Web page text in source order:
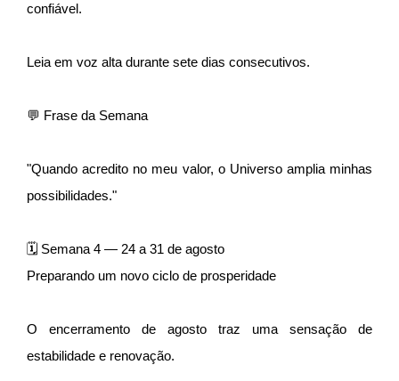
confiável.
Leia em voz alta durante sete dias consecutivos.
💬 Frase da Semana
"Quando acredito no meu valor, o Universo amplia minhas
possibilidades."
🗓 Semana 4 — 24 a 31 de agosto
Preparando um novo ciclo de prosperidade
O encerramento de agosto traz uma sensação de
estabilidade e renovação.